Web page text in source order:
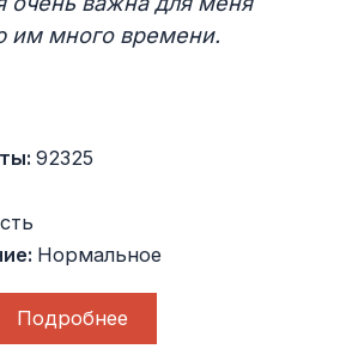
им много времени.
92325
Нормальное
Подробнее